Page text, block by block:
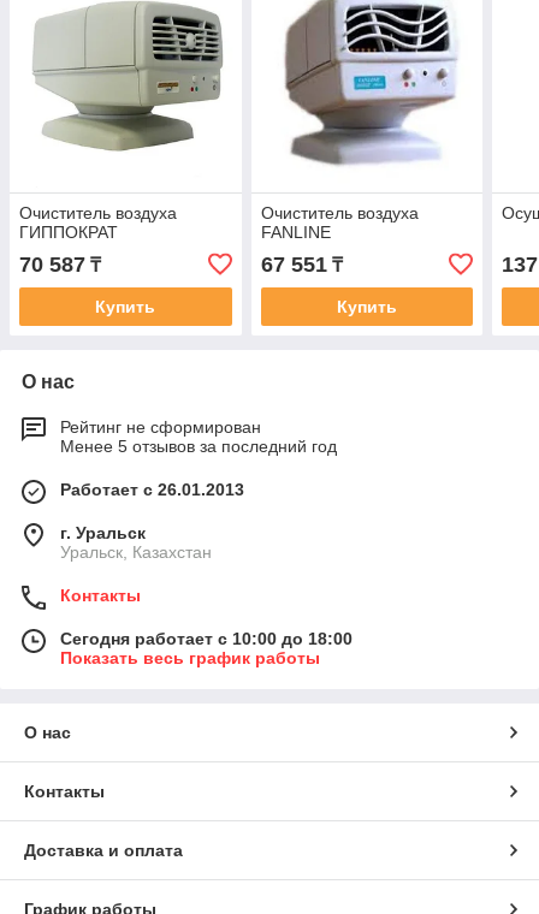
Очиститель воздуха
ГИППОКРАТ
70 587 ₸
Купить
Очиститель воздуха
FANLINE
67 551₸
Купить
О нас
Рейтинг не сформирован
Менее 5 отзывов за последний год
Работает с 26.01.2013
г. Уральск
Уральск, Казахстан
Контакты
Сегодня работает с 10:00 до 18:00
Показать весь график работы
О нас
Контакты
Доставка и оплата
График работы